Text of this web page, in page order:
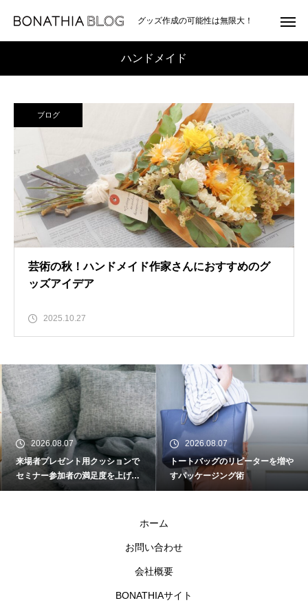
グッズ作成の可能性は無限大！
ハンドメイド
ブログ
芸術の秋！ハンドメイド作家さんにおすすめのグ
ッズアイデア
2025.10.27
2026.08.07
来場者プレゼント用クッションで
セミナー参加者の満足度を上げる
工夫
2026.08.07
トートバッグのリピーターを増や
すパッケージング術
ホーム
お問い合わせ
会社概要
BONATHIAサイト